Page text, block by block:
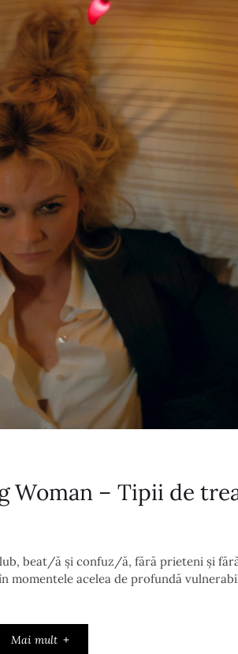
Woman – Tipii de
beat/ă și confuz/ă, fără prieteni și
momentele acelea de profundă
Mai mult